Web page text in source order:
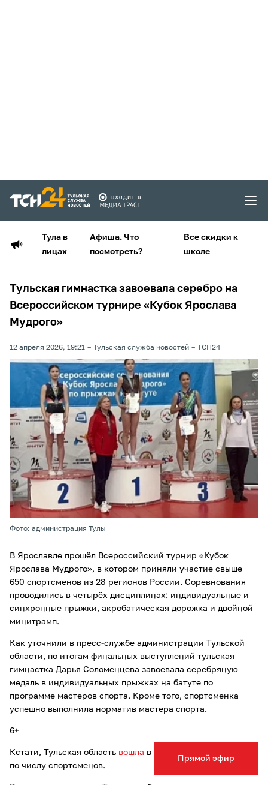
Тула в
лицах
Афиша. Что
посмотреть?
Все скидки к
школе
Прямой эфир
Тульская гимнастка завоевала серебро на
Всероссийском турнире «Кубок Ярослава
Мудрого»
12 апреля 2026, 19:21 Тульская служба новостей ТСН24
Фото: администрация Тулы
В Ярославле прошёл Всероссийский турнир «Кубок
Ярослава Мудрого», в котором приняли участие свыше
650 спортсменов из 28 регионов России. Соревнования
проводились в четырёх дисциплинах: индивидуальные и
синхронные прыжки, акробатическая дорожка и двойной
минитрамп.
Как уточнили в пресс‑службе администрации Тульской
области, по итогам финальных выступлений тульская
гимнастка Дарья Соломенцева завоевала серебряную
медаль в индивидуальных прыжках на батуте по
программе мастеров спорта. Кроме того, спортсменка
успешно выполнила норматив мастера спорта.
6+
Кстати, Тульская область вошла в топ-10 регионов России
по числу спортсменов.
Ранее мы писали, что Тульская область